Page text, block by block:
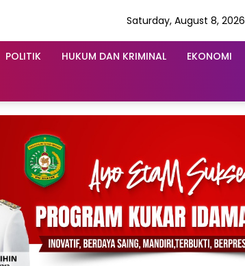
Saturday, August 8, 2026
POLITIK HUKUM DAN KRIMINAL EKONOMI